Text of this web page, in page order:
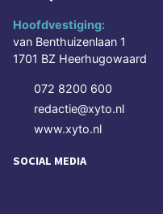
Hoofdvestiging:
van Benthuizenlaan 1
1701 BZ Heerhugowaard
072 8200 600
redactie@xyto.nl
www.xyto.nl
SOCIAL MEDIA